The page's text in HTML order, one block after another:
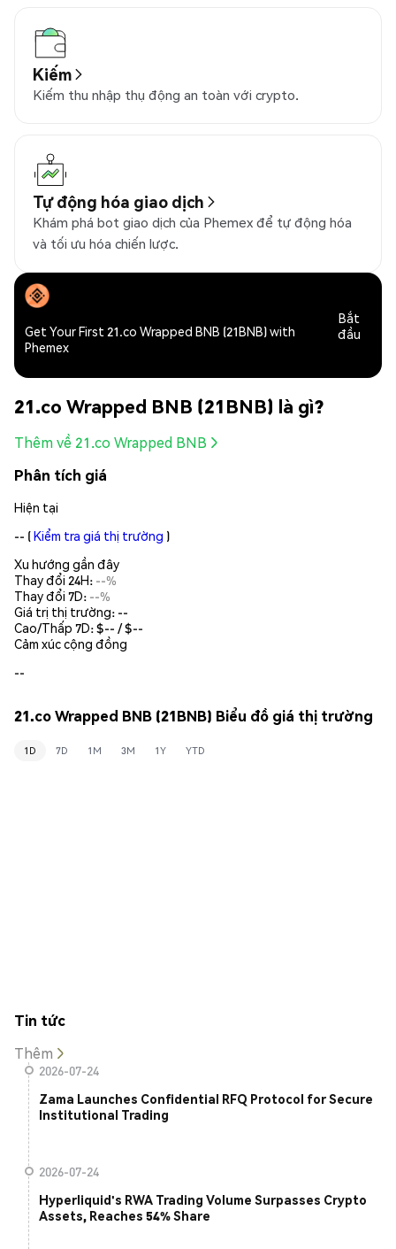
Kiếm
Kiếm thu nhập thụ động an toàn với crypto.
Tự động hóa giao dịch
Khám phá bot giao dịch của Phemex để tự động hóa
và tối ưu hóa chiến lược.
Get Your First 21.co Wrapped BNB (21BNB) with
Phemex
Bắt
đầu
21.co Wrapped BNB (21BNB) là gì?
Thêm về 21.co Wrapped BNB
Phân tích giá
Hiện tại
-- (Kiểm tra giá thị trường )
Xu hướng gần đây
Thay đổi 24H: --%
Thay đổi 7D: --%
Giá trị thị trường: --
Cao/Thấp 7D: $-- / $--
Cảm xúc cộng đồng
--
21.co Wrapped BNB (21BNB) Biểu đồ giá thị trường
1D 7D 1M 3M 1Y YTD
Tin tức
Thêm
2026-07-24
Zama Launches Confidential RFQ Protocol for Secure
Institutional Trading
2026-07-24
Hyperliquid's RWA Trading Volume Surpasses Crypto
Assets, Reaches 54% Share